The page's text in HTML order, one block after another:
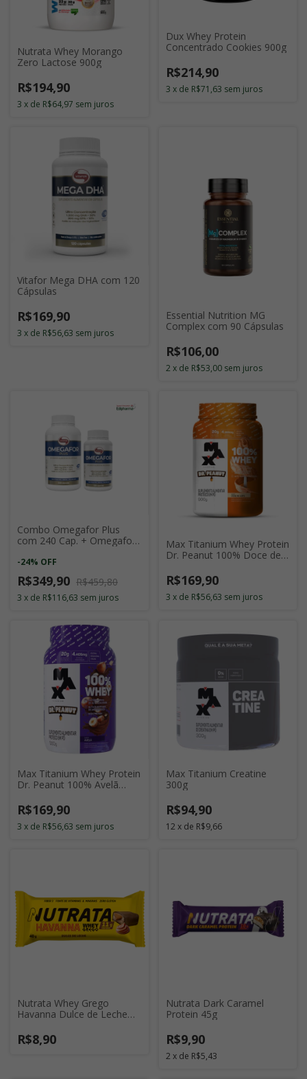
Nutrata Whey Morango
Zero Lactose 900g
R$194,90
3 x de R$64,97 sem juros
Dux Whey Protein
Concentrado Cookies 900g
R$214,90
3 x de R$71,63 sem juros
Vitafor Mega DHA com 120
Cápsulas
R$169,90
3 x de R$56,63 sem juros
Essential Nutrition MG
Complex com 90 Cápsulas
R$106,00
2 x de R$53,00 sem juros
Combo Omegafor Plus
com 240 Cap. + Omegafor
-24% OFF
R$349,90 R$459,80
3 x de R$116,63 sem juros
Max Titanium Whey Protein
Dr. Peanut 100% Doce de
R$169,90
3 x de R$56,63 sem juros
Max Titanium Whey Protein
Dr. Peanut 100% Avelã
R$169,90
3 x de R$56,63 sem juros
Max Titanium Creatine
300g
R$94,90
12 x de R$9,66
Nutrata Whey Grego
Havanna Dulce de Leche
R$8,90
Nutrata Dark Caramel
Protein 45g
R$9,90
2 x de R$5,43